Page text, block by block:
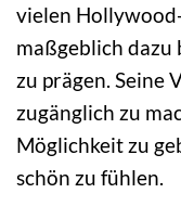
vielen
maßgeblich
zu prägen. Seine
zugänglich zu
Möglichkeit zu
schön zu fühlen.